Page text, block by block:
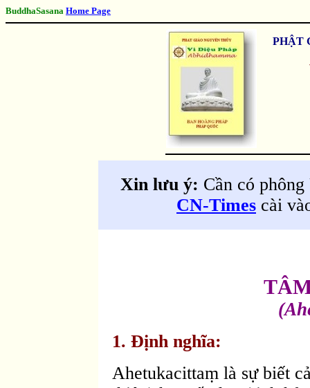
BuddhaSasana Home Page
PHẬT
Xin lưu ý: Cần có
CN-Times cài
1. Ðịnh nghĩa:
Ahetukacittaṃ là sự biết